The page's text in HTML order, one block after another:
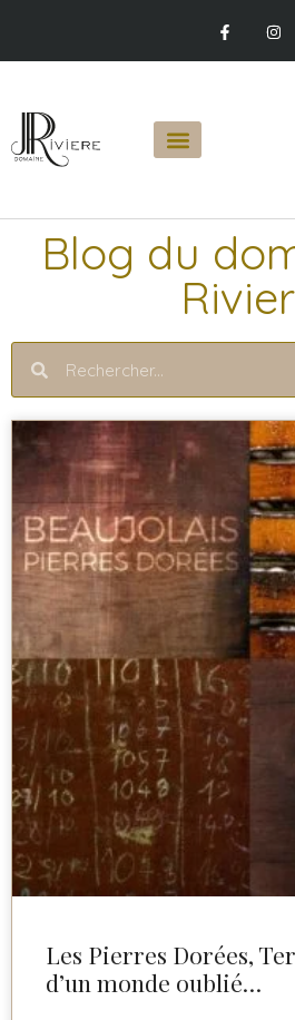
Blog du
Les Pierres Dorées,
d’un monde oublié…